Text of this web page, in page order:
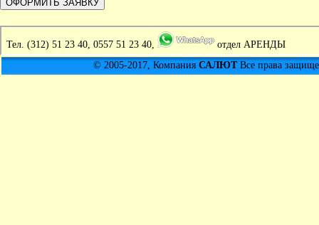
Тел. (312) 51 23 40, 0557 51 23 40,
отдел АРЕНДЫ
© 2005-2017, Компания САЛЮТВсе права